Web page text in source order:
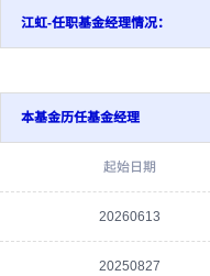
江虹-任职基金经理情况：
本基金历任基金经理
起始日期
20260613
20250827